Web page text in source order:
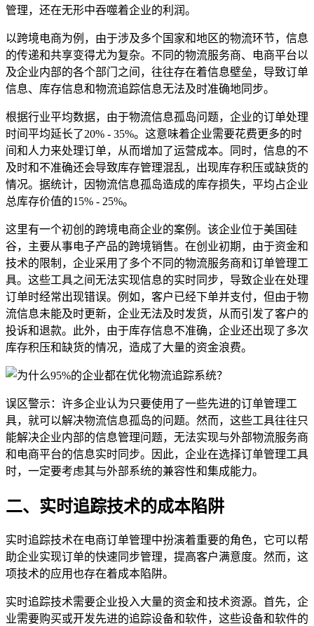
管理，还在无形中吞噬着企业的利润。
以跨境电商为例，由于涉及多个国家和地区的物流环节，信息
的传递和共享变得尤为复杂。不同的物流服务商、电商平台以
及企业内部的各个部门之间，往往存在着信息壁垒，导致订单
信息、库存信息和物流追踪信息无法及时准确地同步。
根据行业平均数据，由于物流信息孤岛问题，企业的订单处理
时间平均延长了20% - 35%。这意味着企业需要花费更多的时
间和人力来处理订单，从而增加了运营成本。同时，信息的不
及时和不准确还会导致库存管理混乱，出现库存积压或缺货的
情况。据统计，因物流信息孤岛造成的库存损失，平均占企业
总库存价值的15% - 25%。
这里有一个初创的跨境电商企业的案例。该企业位于美国硅
谷，主要从事电子产品的跨境销售。在创业初期，由于资金和
技术的限制，企业采用了多个不同的物流服务商和订单管理工
具。这些工具之间无法实现信息的实时同步，导致企业在处理
订单时经常出现错误。例如，客户已经下单并支付，但由于物
流信息未能及时更新，企业无法及时发货，从而引发了客户的
投诉和退款。此外，由于库存信息不准确，企业还出现了多次
库存积压和缺货的情况，造成了大量的资金浪费。
误区警示：许多企业认为只要使用了一些先进的订单管理工
具，就可以解决物流信息孤岛的问题。然而，这些工具往往只
能解决企业内部的信息管理问题，无法实现与外部物流服务商
和电商平台的信息实时同步。因此，企业在选择订单管理工具
时，一定要考虑其与外部系统的兼容性和集成能力。
二、实时追踪技术的成本陷阱
实时追踪技术在电商订单管理中扮演着重要的角色，它可以帮
助企业实现订单的快速同步管理，提高客户满意度。然而，这
项技术的应用也存在着成本陷阱。
实时追踪技术需要企业投入大量的资金和技术资源。首先，企
业需要购买或开发先进的追踪设备和软件，这些设备和软件的